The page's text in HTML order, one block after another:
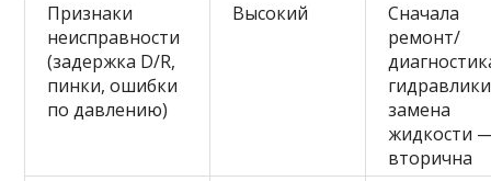
Признаки
неисправности
(задержка D/R,
пинки, ошибки
по давлению)
Высокий
Сначала
ремонт/
замена
жидкости
вторична